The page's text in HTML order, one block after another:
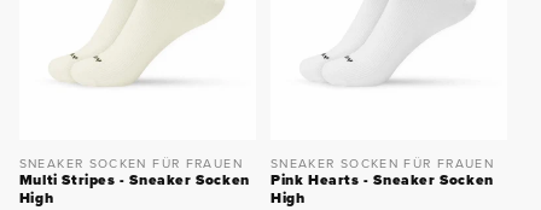
SNEAKER SOCKEN FÜR FRAUEN
Multi Stripes - Sneaker Socken
High
SNEAKER SOCKEN FÜR FRAUEN
Pink Hearts - Sneaker Socken
High